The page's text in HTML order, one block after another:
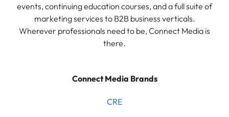
events, continuing education courses, and a full suite of
marketing services to B2B business verticals.
Wherever professionals need to be, Connect Media is
there.
Connect Media Brands
CRE